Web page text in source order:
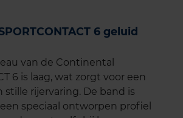
6 geluid
van de Continental
6 is laag, wat zorgt voor een
stille rijervaring. De band is
speciaal ontworpen profiel